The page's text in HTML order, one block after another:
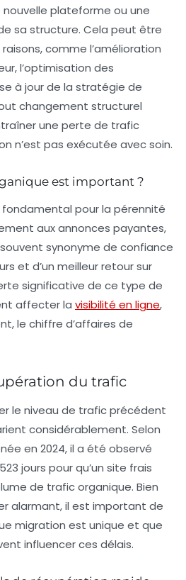
plateforme ou une
sa structure. Cela peut être
comme l’amélioration
l’optimisation des
à jour de la stratégie de
changement structurel
une perte de trafic
n’est pas exécutée avec soin.
est important ?
pour la pérennité
aux annonces payantes,
synonyme de confiance
et d’un meilleur retour sur
significative de ce type de
affecter la visibilité en ligne,
le chiffre d’affaires de
du trafic
le niveau de trafic précédent
considérablement. Selon
en 2024, il a été observé
523 jours pour qu’un site frais
de trafic organique. Bien
alarmant, il est important de
migration est unique et que
influencer ces délais.